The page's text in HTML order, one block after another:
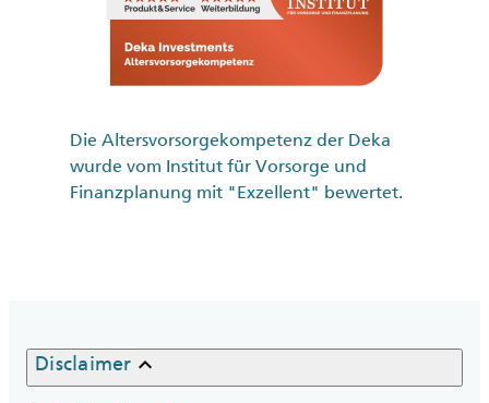
Die Altersvorsorgekompetenz der Deka
wurde vom Institut für Vorsorge und
Finanzplanung mit "Exzellent" bewertet.
Disclaimer keyboard_arrow_up